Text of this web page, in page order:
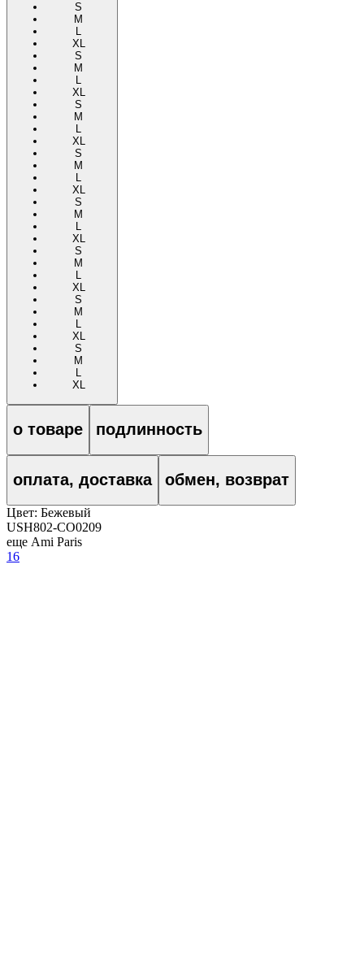
S
M
L
XL
S
M
L
XL
S
M
L
XL
S
M
L
XL
S
M
L
XL
S
M
L
XL
S
M
L
XL
S
M
L
XL
о товаре подлинность
оплата, доставка обмен, возврат
Цвет: Бежевый
USH802-CO0209
еще Ami Paris
16